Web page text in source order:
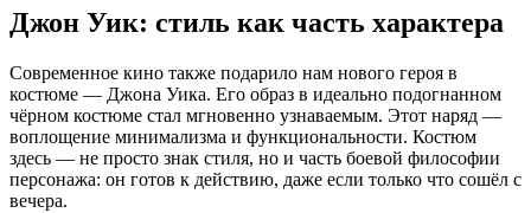
Джон Уик: стиль как часть характера
Современное кино также подарило нам нового героя в
костюме — Джона Уика. Его образ в идеально подогнанном
чёрном костюме стал мгновенно узнаваемым. Этот наряд —
воплощение минимализма и функциональности. Костюм
здесь — не просто знак стиля, но и часть боевой философии
персонажа: он готов к действию, даже если только что сошёл с
вечера.